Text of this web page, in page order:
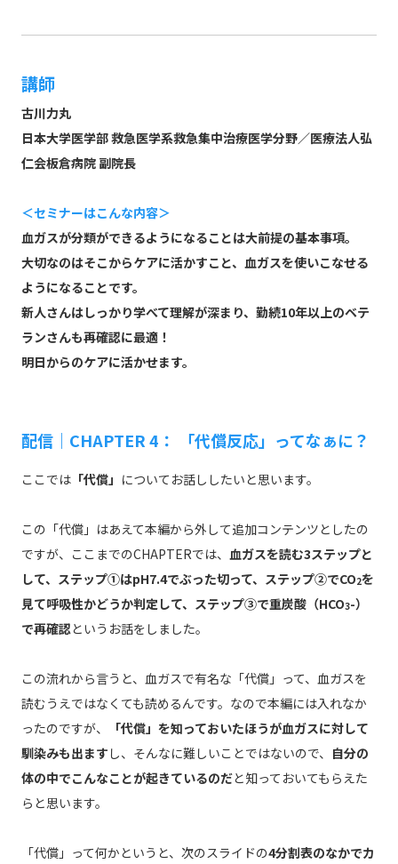
講師
古川力丸
日本大学医学部 救急医学系救急集中治療医学分野／医療法人弘
仁会板倉病院 副院長
＜セミナーはこんな内容＞
血ガスが分類ができるようになることは大前提の基本事項。
大切なのはそこからケアに活かすこと、血ガスを使いこなせる
ようになることです。
新人さんはしっかり学べて理解が深まり、勤続10年以上のベテ
ランさんも再確認に最適！
明日からのケアに活かせます。
配信｜CHAPTER 4： 「代償反応」ってなぁに？
ここでは「代償」 についてお話ししたいと思います。
この「代償」はあえて本編から外して追加コンテンツとしたの
ですが、ここまでのCHAPTERでは、 血ガスを読む3ステップと
して、ステップ①はpH7.4でぶった切って、ステップ②でCO2を
見て呼吸性かどうか判定して、ステップ③で重炭酸（HCO3-）
で再確認というお話をしました。
この流れから言うと、血ガスで有名な「代償」って、血ガスを
読むうえではなくても読めるんです。なので本編には入れなか
ったのですが、
「代償」を知っておいたほうが血ガスに対して
馴染みも出ます し、そんなに難しいことではないので、 自分の
体の中でこんなことが起きているのだと知っておいてもらえた
らと思います。
「代償」って何かというと、次のスライドの4分割表のなかでカ